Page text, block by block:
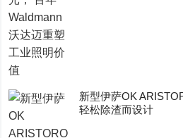
新型伊萨OK
轻松除渣而设计